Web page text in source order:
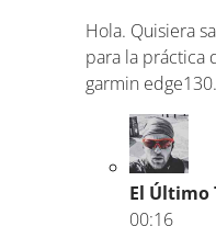
Hola. Quisiera
para la práctica
garmin edge130.
El
00:16